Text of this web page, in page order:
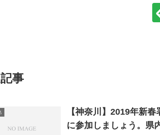
事
【神奈川】2019年新
に参加しましょう。県